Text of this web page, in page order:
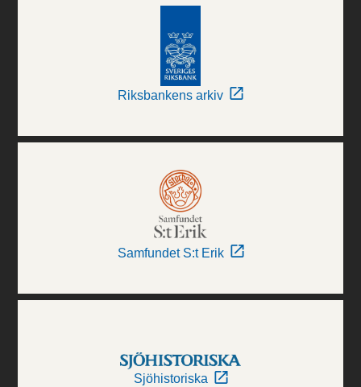
Riksbankens arkiv
Samfundet S:t Erik
Sjöhistoriska